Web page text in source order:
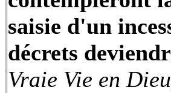
saisie d'un
décrets
Vraie Vie en Dieu